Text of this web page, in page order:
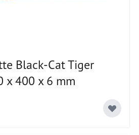
Black-Cat Tiger
x 400 x 6 mm